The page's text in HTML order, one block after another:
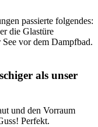
passierte folgendes:
die Glastüre
vor dem Dampfbad.
als unser
und den Vorraum
Perfekt.